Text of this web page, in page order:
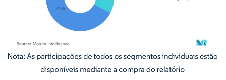
Imagem © Mordor Intelligence. O reuso requer atribuição conforme CC BY 4.0.